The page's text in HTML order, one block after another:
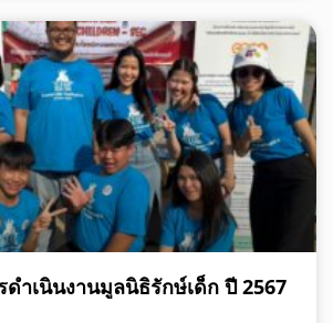
ดำเนินงานมูลนิธิรักษ์เด็ก ปี 2567